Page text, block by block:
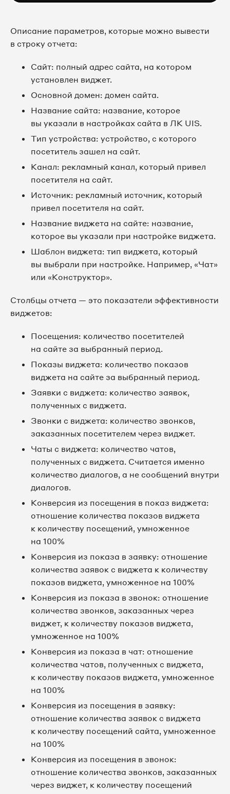
Описание параметров, которые можно вывести
в строку отчета:
Сайт: полный адрес сайта, на котором
установлен виджет.
Основной домен: домен сайта.
Название сайта: название, которое
вы указали в настройках сайта в ЛК UIS.
Тип устройства: устройство, с которого
посетитель зашел на сайт.
Канал: рекламный канал, который привел
посетителя на сайт.
Источник: рекламный источник, который
привел посетителя на сайт.
Название виджета на сайте: название,
которое вы указали при настройке виджета.
Шаблон виджета: тип виджета, который
вы выбрали при настройке. Например, «Чат»
или «Конструктор».
Столбцы отчета — это показатели эффективности
виджетов:
Посещения: количество посетителей
на сайте за выбранный период.
Показы виджета: количество показов
виджета на сайте за выбранный период.
Заявки с виджета: количество заявок,
полученных с виджета.
Звонки с виджета: количество звонков,
заказанных посетителем через виджет.
Чаты с виджета: количество чатов,
полученных с виджета. Считается именно
количество диалогов, а не сообщений внутри
диалогов.
Конверсия из посещения в показ виджета:
отношение количества показов виджета
к количеству посещений, умноженное
на 100%
Конверсия из показа в заявку: отношение
количества заявок с виджета к количеству
показов виджета, умноженное на 100%
Конверсия из показа в звонок: отношение
количества звонков, заказанных через
виджет, к количеству показов виджета,
умноженное на 100%
Конверсия из показа в чат: отношение
количества чатов, полученных с виджета,
к количеству показов виджета, умноженное
на 100%
Конверсия из посещения в заявку:
отношение количества заявок с виджета
к количеству посещений сайта, умноженное
на 100%
Конверсия из посещения в звонок:
отношение количества звонков, заказанных
через виджет, к количеству посещений